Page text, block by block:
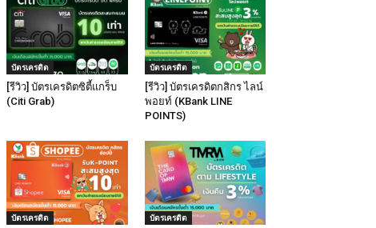
บัตรเครดิต
[รีวิว] บัตรเครดิตซิตี้แกร็บ
(Citi Grab)
บัตรเครดิต
[รีวิว] บัตรเครดิตกสิกร ไลน์
พอยท์ (KBank LINE
POINTS)
บัตรเครดิต บัตรเครดิต